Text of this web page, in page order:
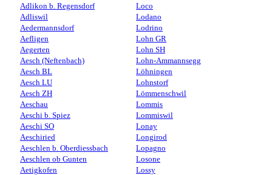
Adlikon b. Regensdorf
Adliswil
Aedermannsdorf
Aefligen
Aegerten
Aesch (Neftenbach)
Aesch BL
Aesch LU
Aesch ZH
Aeschau
Aeschi b. Spiez
Aeschi SO
Aeschiried
Aeschlen b. Oberdiessbach
Aeschlen ob Gunten
Aetigkofen
Loco
Lodano
Lodrino
Lohn GR
Lohn SH
Lohn-Ammannsegg
Löhningen
Lohnstorf
Lömmenschwil
Lommis
Lommiswil
Lonay
Longirod
Lopagno
Losone
Lossy